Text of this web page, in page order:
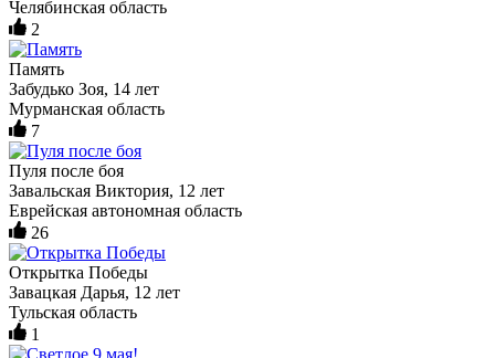
Челябинская область
2
Память
Забудько Зоя, 14 лет
Мурманская область
7
Пуля после боя
Завальская Виктория, 12 лет
Еврейская автономная область
26
Открытка Победы
Завацкая Дарья, 12 лет
Тульская область
1